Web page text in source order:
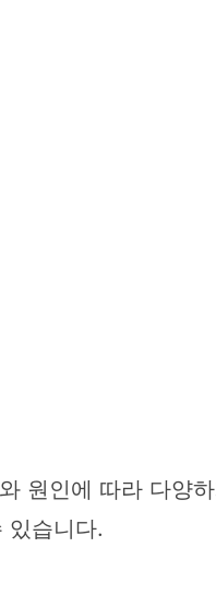
원인에 따라 다양
있습니다.